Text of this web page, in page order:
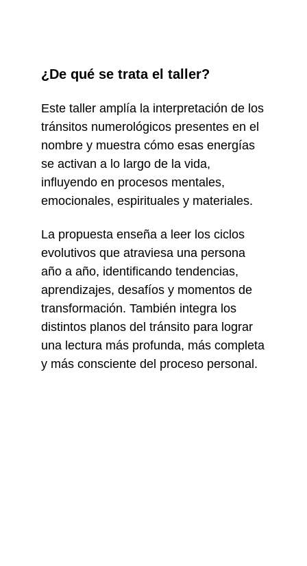
Este taller amplía la interpretación de los
tránsitos numerológicos presentes en el
nombre y muestra cómo esas energías
se activan a lo largo de la vida,
influyendo en procesos mentales,
emocionales, espirituales y materiales.
La propuesta enseña a leer los ciclos
evolutivos que atraviesa una persona
año a año, identificando tendencias,
aprendizajes, desafíos y momentos de
transformación. También integra los
distintos planos del tránsito para lograr
una lectura más profunda, más completa
y más consciente del proceso personal.
¿De qué se trata el taller?